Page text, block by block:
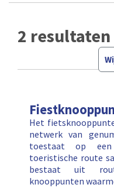
2 resultaten
Het
netwerk van
toestaat op een
toeristische route
bestaat uit
knooppunten